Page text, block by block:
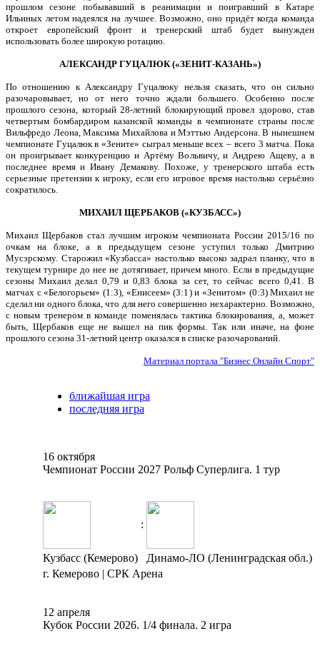
прошлом сезоне побывавший в реанимации и поигравший в Катаре
Ильиных летом надеялся на лучшее. Возможно, оно придёт когда команда
откроет европейский фронт и тренерский штаб будет вынужден
использовать более широкую ротацию.
АЛЕКСАНДР ГУЦАЛЮК («ЗЕНИТ-КАЗАНЬ»)
По отношению к Александру Гуцалюку нельзя сказать, что он сильно
разочаровывает, но от него точно ждали большего. Особенно после
прошлого сезона, который 28-летний блокирующий провел здорово, став
четвертым бомбардиром казанской команды в чемпионате страны после
Вильфредо Леона, Максима Михайлова и Мэттью Андерсона. В нынешнем
чемпионате Гуцалюк в «Зените» сыграл меньше всех – всего 3 матча. Пока
он проигрывает конкуренцию и Артёму Вольвичу, и Андрею Ащеву, а в
последнее время и Ивану Демакову. Похоже, у тренерского штаба есть
серьезные претензии к игроку, если его игровое время настолько серьёзно
сократилось.
МИХАИЛ ЩЕРБАКОВ («КУЗБАСС»)
Михаил Щербаков стал лучшим игроком чемпионата России 2015/16 по
очкам на блоке, а в предыдущем сезоне уступил только Дмитрию
Мусэрскому. Старожил «Кузбасса» настолько высоко задрал планку, что в
текущем турнире до нее не дотягивает, причем много. Если в предыдущие
сезоны Михаил делал 0,79 и 0,83 блока за сет, то сейчас всего 0,41. В
матчах с «Белогорьем» (1:3), «Енисеем» (3:1) и «Зенитом» (0:3) Михаил не
сделал ни одного блока, что для него совершенно нехарактерно. Возможно,
с новым тренером в команде поменялась тактика блокирования, а, может
быть, Щербаков еще не вышел на пик формы. Так или иначе, на фоне
прошлого сезона 31-летний центр оказался в списке разочарований.
Материал портала "Бизнес Онлайн Спорт"
ближайшая игра
последняя игра
16 октября
Чемпионат России 2027 Рольф Суперлига. 1 тур
:
Кузбасс (Кемерово)
Динамо-ЛО (Ленинградская обл.)
г. Кемерово | СРК Арена
12 апреля
Кубок России 2026. 1/4 финала. 2 игра